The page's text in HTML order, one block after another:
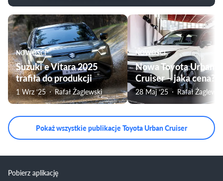
NOWOŚCI
Suzuki e Vitara 2025
trafiła do produkcji
1 Wrz ‘25 Rafał Żaglewski
NOWOŚCI
Nowa Toyota Urban
Cruiser – jaka cena?
28 Maj ‘25 Rafał
Pokaż wszystkie publikacje Toyota Urban Cruiser
Pobierz aplikację